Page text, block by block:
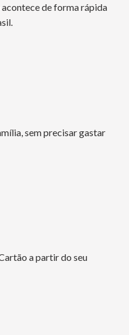
de forma rápida
sem precisar gastar
a partir do seu